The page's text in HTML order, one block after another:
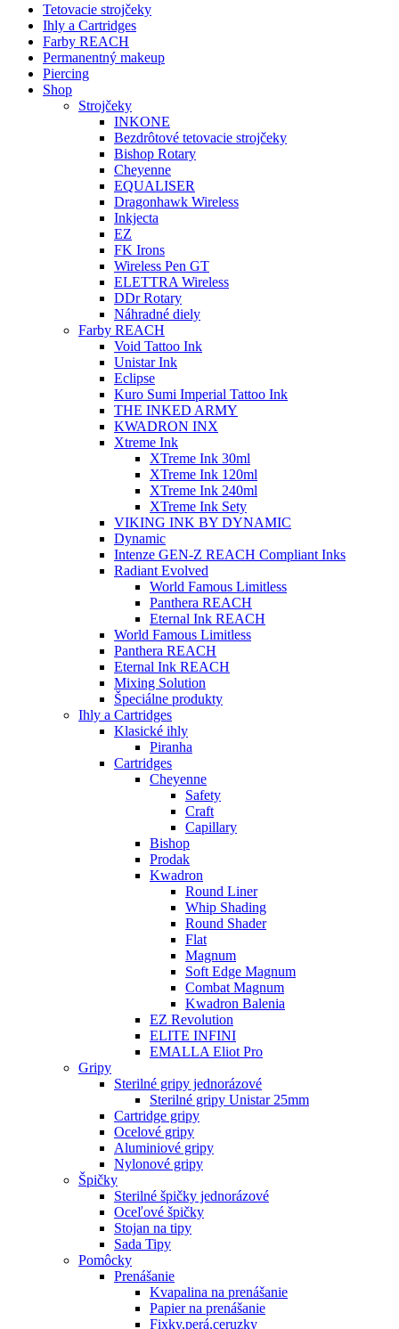
Tetovacie strojčeky
Ihly a Cartridges
Farby REACH
Permanentný makeup
Piercing
Shop
Strojčeky
INKONE
Bezdrôtové tetovacie strojčeky
Bishop Rotary
Cheyenne
EQUALISER
Dragonhawk Wireless
Inkjecta
EZ
FK Irons
Wireless Pen GT
ELETTRA Wireless
DDr Rotary
Náhradné diely
Farby REACH
Void Tattoo Ink
Unistar Ink
Eclipse
Kuro Sumi Imperial Tattoo Ink
THE INKED ARMY
KWADRON INX
Xtreme Ink
XTreme Ink 30ml
XTreme Ink 120ml
XTreme Ink 240ml
XTreme Ink Sety
VIKING INK BY DYNAMIC
Dynamic
Intenze GEN-Z REACH Compliant Inks
Radiant Evolved
World Famous Limitless
Panthera REACH
Eternal Ink REACH
World Famous Limitless
Panthera REACH
Eternal Ink REACH
Mixing Solution
Špeciálne produkty
Ihly a Cartridges
Klasické ihly
Piranha
Cartridges
Cheyenne
Safety
Craft
Capillary
Bishop
Prodak
Kwadron
Round Liner
Whip Shading
Round Shader
Flat
Magnum
Soft Edge Magnum
Combat Magnum
Kwadron Balenia
EZ Revolution
ELITE INFINI
EMALLA Eliot Pro
Gripy
Sterilné gripy jednorázové
Sterilné gripy Unistar 25mm
Cartridge gripy
Ocelové gripy
Aluminiové gripy
Nylonové gripy
Špičky
Sterilné špičky jednorázové
Oceľové špičky
Stojan na tipy
Sada Tipy
Pomôcky
Prenášanie
Kvapalina na prenášanie
Papier na prenášanie
Fixky,perá,ceruzky